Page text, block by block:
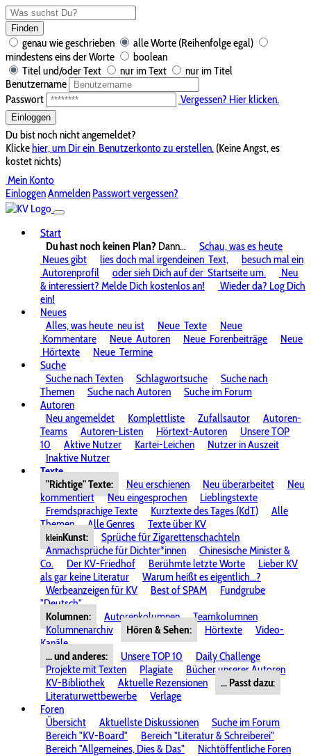
Finden
genau wie geschrieben
alle Worte (Reihenfolge egal)
mindestens eins der Worte
boolean
Titel und/oder Text
nur im Text
nur im Titel
Benutzername
Passwort
Vergessen? Hier klicken.
Einloggen
Du bist noch nicht angemeldet?
Klickehier, um Dir ein Benutzerkonto zu erstellen. (Keine Angst, es
kostet nichts)
Mein Konto
EinloggenAnmelden Passwort vergessen?
Start
Du hast noch keinen Plan? Dann...
Schau, was es heute
Neues gibt
lies doch mal irgendeinen Text,
besuch mal ein
Autorenprofil
oder sieh Dich auf der Startseite um.
Neu
& interessiert? Melde Dich kostenlos an!
Wieder da? Log Dich
ein!
Neues
Alles, was heute neu ist Neue Texte
Neue
Kommentare
Neue Autoren Neue Forenbeiträge
Neue
Hörtexte
Neue Termine
Suche
Suche nach Texten
Schlagwortsuche
Suche nach
Themen
Suche nach Autoren
Suche im Forum
Autoren
Neu angemeldet
Komplettliste Zufallsautor
Autoren-
Teams
Autoren-Listen Hörtext-Autoren
Unsere TOP
10
Aktive Nutzer Kartei-Leichen
Nutzer in Auszeit
Inaktive Nutzer
Texte
"Richtige" Texte:
Neu erschienen Neu überarbeitet
Neu
kommentiert
Neu eingesprochen
Lieblingstexte
Fremdsprachige Texte
Kurztexte des Tages (KdT)
Alle
Themen
Alle Genres Texte über KV
kleinKunst:
Sprüche für Zigarettenschachteln
Anmachsprüche für Dichter*innen
Chinesische Minister &
Co.
Der KV-Friedhof Berühmte letzte Worte
Lieber KV
als gar keine Literatur
Warum heißt es eigentlich...?
Werbeanzeigen für KV
Best of SPAM
Fundgrube
"Deutsch"
Kolumnen:
Autorenkolumnen
Teamkolumnen
Kolumnenarchiv
Hören & Sehen: Hörtexte
Video-
Kanäle
... und anderes:
Unsere TOP 10
Daily Challenge
Projekte mit Texten
Plagiate
Bücher unserer Autoren
KV-Bibliothek
Aktuelle Rezensionen
... Passt dazu:
Literaturwettbewerbe
Verlage
Foren
Übersicht
Aktuellste Diskussionen
Suche im Forum
Bereich "KV-Board"
Bereich "Literatur & Schreiberei"
Bereich "Allgemeines, Dies & Das"
Nichtöffentliche Foren